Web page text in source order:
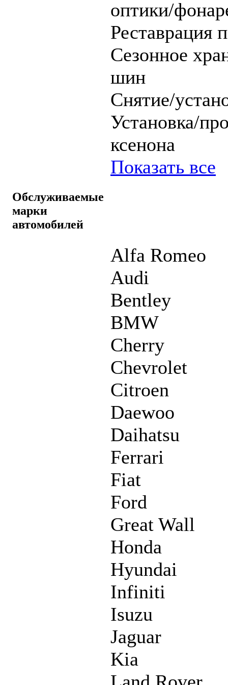
оптики/
Реставрация
Сезонное
шин
Снятие/
Установка/
ксенона
Показать все
Обслуживаемые
марки
автомобилей
Alfa Romeo
Audi
Bentley
BMW
Cherry
Chevrolet
Citroen
Daewoo
Daihatsu
Ferrari
Fiat
Ford
Great Wall
Honda
Hyundai
Infiniti
Isuzu
Jaguar
Kia